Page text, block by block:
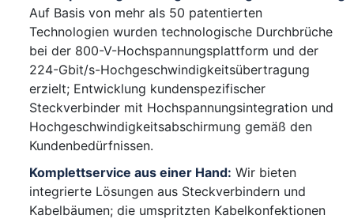
Auf Basis von mehr als 50 patentierten
Technologien wurden technologische Durchbrüche
bei der 800-V-Hochspannungsplattform und der
224-Gbit/s-Hochgeschwindigkeitsübertragung
erzielt; Entwicklung kundenspezifischer
Steckverbinder mit Hochspannungsintegration und
Hochgeschwindigkeitsabschirmung gemäß den
Kundenbedürfnissen.
Komplettservice aus einer Hand: Wir bieten
integrierte Lösungen aus Steckverbindern und
Kabelbäumen; die umspritzten Kabelkonfektionen